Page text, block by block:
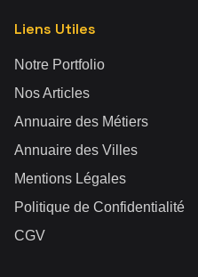
Liens Utiles
Notre Portfolio
Nos Articles
Annuaire des Métiers
Annuaire des Villes
Mentions Légales
Politique de Confidentialité
CGV